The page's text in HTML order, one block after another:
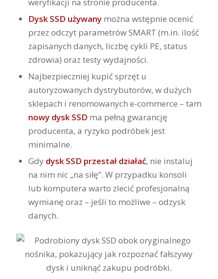
Dysk SSD używanymożna wstępnie ocenić
przez odczyt parametrów SMART (m.in. ilość
zapisanych danych, liczbę cykli PE, status
zdrowia) oraz testy wydajności.
Najbezpieczniej kupić sprzęt u
autoryzowanych dystrybutorów, w dużych
sklepach i renomowanych e-commerce – tam
nowy dysk SSD ma pełną gwarancję
producenta, a ryzyko podróbek jest
minimalne.
Gdy dysk SSD przestał działać, nie instaluj
na nim nic „na siłę”. W przypadku konsoli
lub komputera warto zlecić profesjonalną
wymianę oraz – jeśli to możliwe – odzysk
danych.